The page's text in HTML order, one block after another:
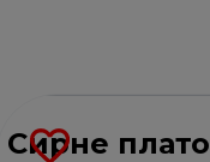
Сирне плато